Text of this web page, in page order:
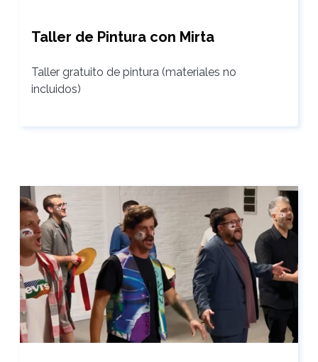
Taller de Pintura con Mirta
Taller gratuito de pintura (materiales no
incluidos)